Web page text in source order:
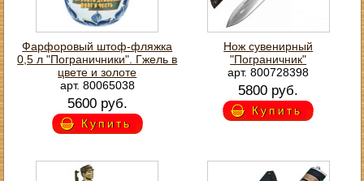
Фарфоровый штоф-фляжка
0,5 л "Пограничники". Гжель в
цвете и золоте
арт. 80065038
5600 руб.
Купить
Нож сувенирный
"Пограничник"
арт. 800728398
5800 руб.
Купить